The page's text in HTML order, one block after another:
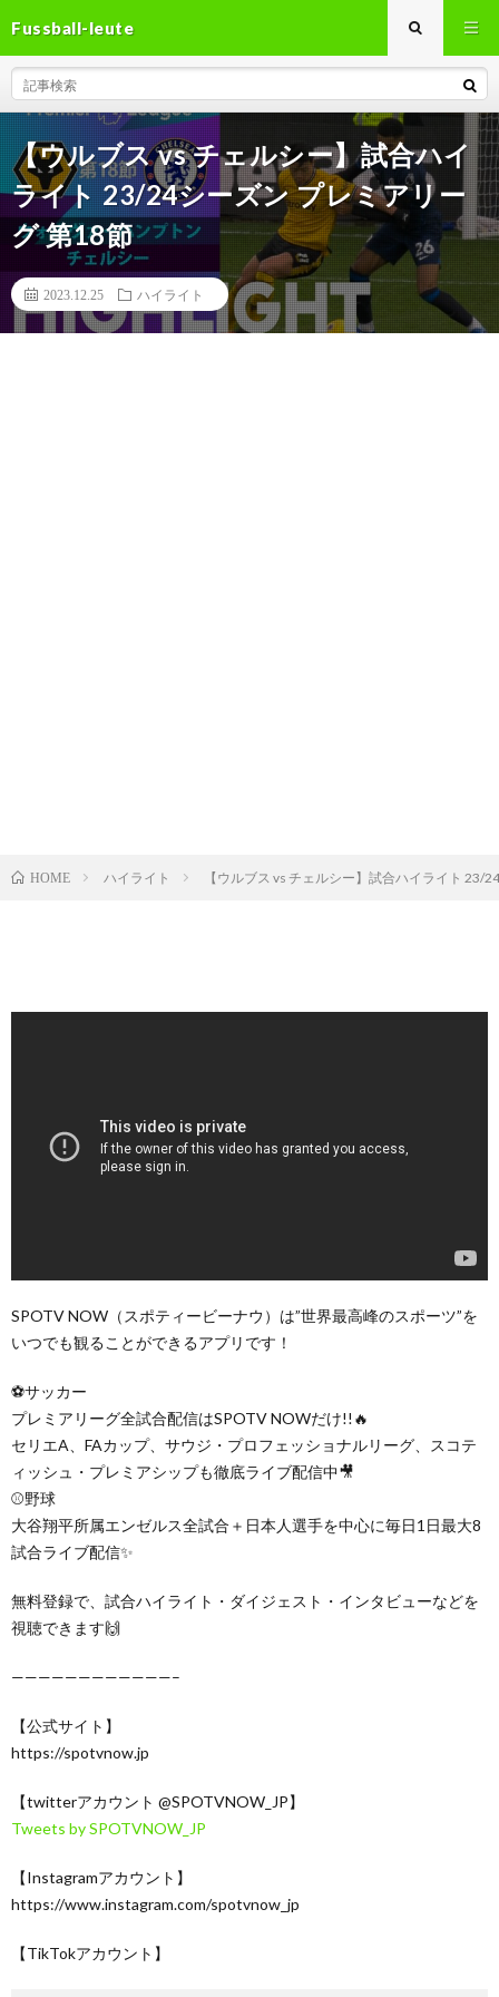
Fussball-leute
【ウルブス vs チェルシー】試合ハイ
ライト 23/24シーズン プレミアリー
グ 第18節
2023.12.25 ハイライト
HOME ハイライト 【ウルブス vs チェルシー】試合ハイライト 23/
SPOTV NOW（スポティービーナウ）は”世界最高峰のスポーツ”を
いつでも観ることができるアプリです！
⚽️サッカー
プレミアリーグ全試合配信はSPOTV NOWだけ!!🔥
セリエA、FAカップ、サウジ・プロフェッショナルリーグ、スコテ
ィッシュ・プレミアシップも徹底ライブ配信中🎥
⚾️野球
大谷翔平所属エンゼルス全試合＋日本人選手を中心に毎日1日最大8
試合ライブ配信✨
無料登録で、試合ハイライト・ダイジェスト・インタビューなどを
視聴できます🙌
————————————–
【公式サイト】
https://spotvnow.jp​​​​​​​​​​
【twitterアカウント @SPOTVNOW_JP】
Tweets by SPOTVNOW_JP
【Instagramアカウント】
https://www.instagram.com/spotvnow_jp
【TikTokアカウント】